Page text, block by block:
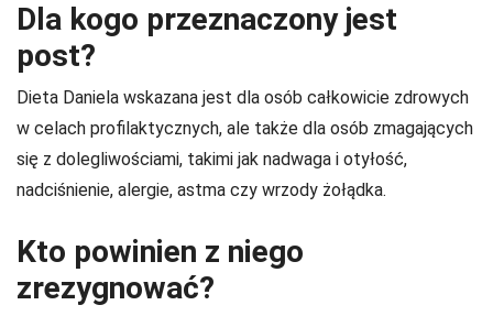
Dla kogo przeznaczony jest
post?
Dieta Daniela wskazana jest dla osób całkowicie zdrowych
w celach profilaktycznych, ale także dla osób zmagających
się z dolegliwościami, takimi jak nadwaga i otyłość,
nadciśnienie, alergie, astma czy wrzody żołądka.
Kto powinien z niego
zrezygnować?